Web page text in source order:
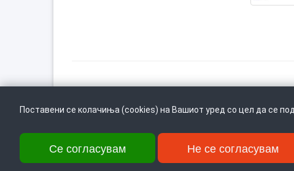
Врати се горе
Ул. Даме Груев 14, Катна гаража Беко на 1-виот кат, 1000
Поставени се колачиња (cookies) на Вашиот уред со цел да се
Се согласувам Не се согласувам